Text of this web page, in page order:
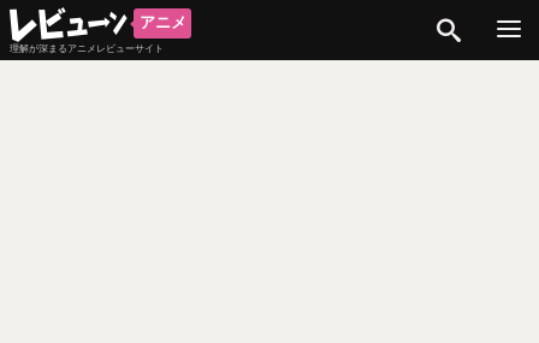
アニメ
理解が深まるアニメレビューサイト